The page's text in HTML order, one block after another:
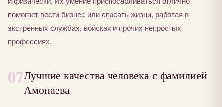
помогает вести бизнес или спасать жизни, работая в
экстренных службах, войсках и прочих непростых
профессиях.
07Лучшие качества человека с фамилией
Амонаева